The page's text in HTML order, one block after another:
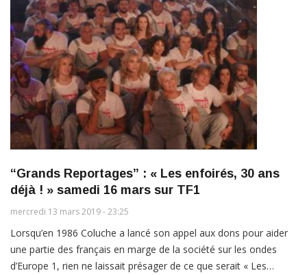
“Grands Reportages” : « Les enfoirés, 30 ans
déjà ! » samedi 16 mars sur TF1
mercredi 13 mars 2019 - 23:25
Lorsqu’en 1986 Coluche a lancé son appel aux dons pour aider
une partie des français en marge de la société sur les ondes
d’Europe 1, rien ne laissait présager de ce que serait « Les…